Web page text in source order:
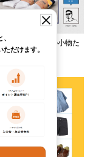
ぶ、夏に必須の小物た
だけます。